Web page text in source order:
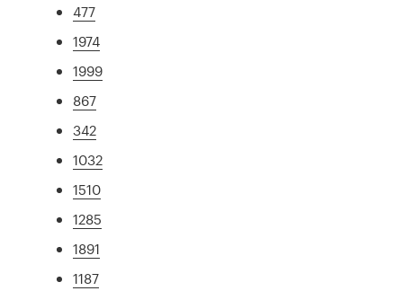
477
1974
1999
867
342
1032
1510
1285
1891
1187